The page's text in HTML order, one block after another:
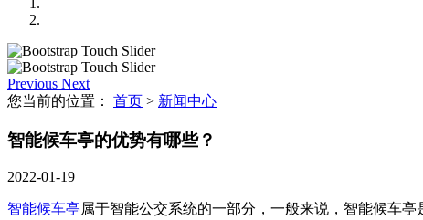
Previous Next
您当前的位置： 首页 > 新闻中心
智能候车亭的优势有哪些？
2022-01-19
智能候车亭属于智能公交系统的一部分，一般来说，智能候车